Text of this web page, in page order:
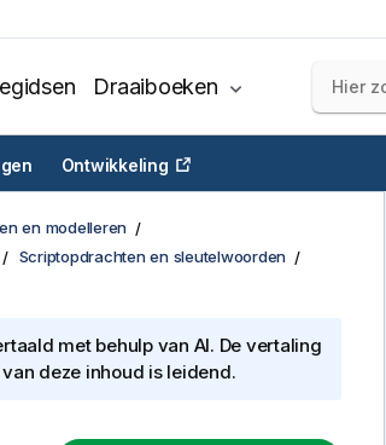
Draaiboeken
Ontwikkeling
en modelleren
Scriptopdrachten en sleutelwoorden
met behulp van AI. De vertaling
deze inhoud is leidend.